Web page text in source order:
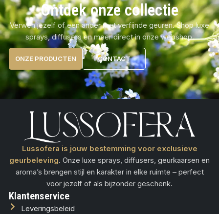
Ontdek onze collectie
Verwen jezelf of een ander met verfijnde geuren. Shop luxe
sprays, diffusers en meer direct in onze webshop.
ONZE PRODUCTEN CONTACT
Lussofera is jouw bestemming voor exclusieve
geurbeleving. Onze luxe sprays, diffusers, geurkaarsen en
aroma’s brengen stijl en karakter in elke ruimte – perfect
voor jezelf of als bijzonder geschenk.
Klantenservice
Leveringsbeleid